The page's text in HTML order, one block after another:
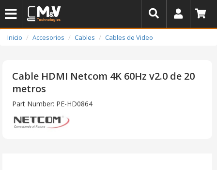
Inicio Accesorios Cables Cables de Video
Cable HDMI Netcom 4K 60Hz v2.0 de 20
metros
Part Number: PE-HD0864